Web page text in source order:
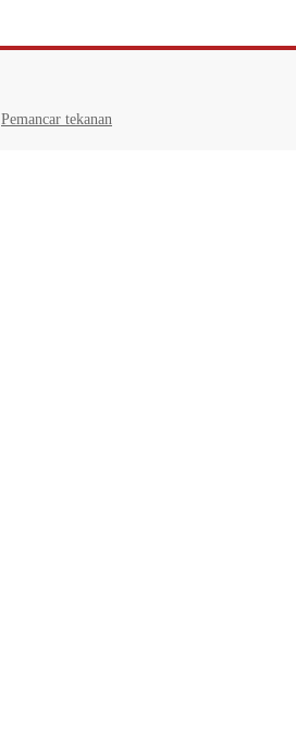
Pemancar tekanan